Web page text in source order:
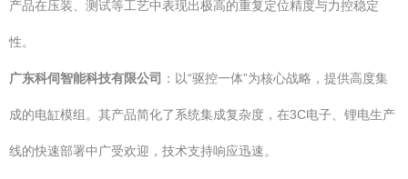
产品在压装、测试等工艺中表现出极高的重复定位精度与力控稳定
性。
广东科伺智能科技有限公司 ：以“驱控一体”为核心战略，提供高度集
成的电缸模组。其产品简化了系统集成复杂度，在3C电子、锂电生产
线的快速部署中广受欢迎，技术支持响应迅速。